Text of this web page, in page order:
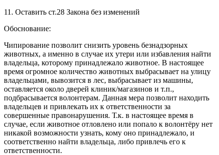
11. Оставить ст.28 Закона без изменений
Обоснование:
Чипирование позволит снизить уровень безнадзорных
животных, а именно в случае их утери или избавления найти
владельца, которому принадлежало животное. В настоящее
время огромное количество животных выбрасывает на улицу
владельцами, вывозится в лес, выбрасывает из машины,
оставляется около дверей клиник/магазинов и т.п.,
подбрасывается волонтерам. Данная мера позволит находить
владельцев и привлекать их к ответственности за
совершенные правонарушения. Т.к. в настоящее время в
случае, если животное отловлено или попало к волонтёру нет
никакой возможности узнать, кому оно принадлежало, и
соответственно найти владельца, либо привлечь его к
ответственности.